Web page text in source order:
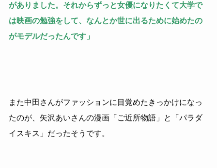
がありました。それからずっと女優になりたくて大学で
は映画の勉強をして、なんとか世に出るために始めたの
がモデルだったんです」
また中田さんがファッションに目覚めたきっかけになっ
たのが、矢沢あいさんの漫画「ご近所物語」と「パラダ
イスキス」だったそうです。